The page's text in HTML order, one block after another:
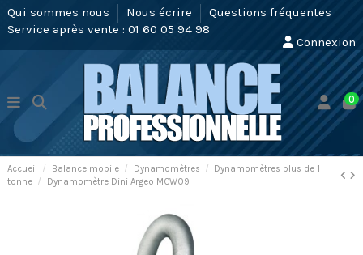
Qui sommes nous Nous écrire
Questions fréquentes
Service après vente : 01 60 05 94 98
Connexion
0
Accueil Balance mobile Dynamomètres
Dynamomètres plus de 1
tonne
Dynamomètre Dini Argeo MCW09